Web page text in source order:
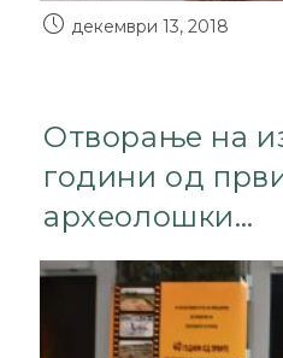
декември 13, 2018
Отворање на
години од
археолошки…